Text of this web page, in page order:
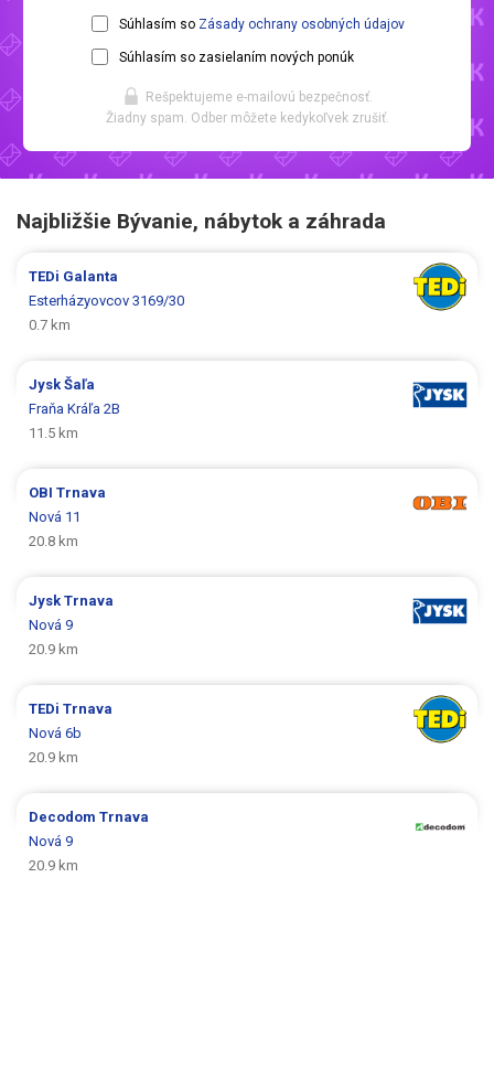
Súhlasím so Zásady ochrany osobných údajov
Súhlasím so zasielaním nových ponúk
Rešpektujeme e-mailovú bezpečnosť.
Žiadny spam. Odber môžete kedykoľvek zrušiť.
Najbližšie Bývanie, nábytok a záhrada
TEDi Galanta
Esterházyovcov 3169/30
0.7 km
JyskŠaľa
Fraňa Kráľa 2B
11.5 km
OBITrnava
Nová 11
20.8 km
JyskTrnava
Nová 9
20.9 km
TEDiTrnava
Nová 6b
20.9 km
DecodomTrnava
Nová 9
20.9 km